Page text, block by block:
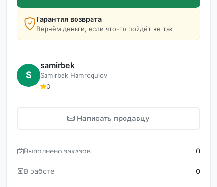
Гарантия возврата
Вернём деньги, если что-то пойдёт не так
S
samirbek
Samirbek Hamroqulov
0
Написать продавцу
Выполнено заказов 0
В работе 0